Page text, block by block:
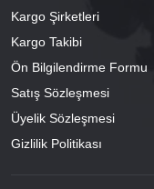
Kargo Şirketleri
Kargo Takibi
Ön Bilgilendirme Formu
Satış Sözleşmesi
Üyelik Sözleşmesi
Gizlilik Politikası